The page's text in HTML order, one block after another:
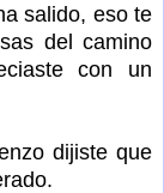
salido, eso te
del camino
con un
dijiste que